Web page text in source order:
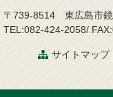
〒739-8514 東広島市鏡
TEL:082-424-2058/
サイトマップ